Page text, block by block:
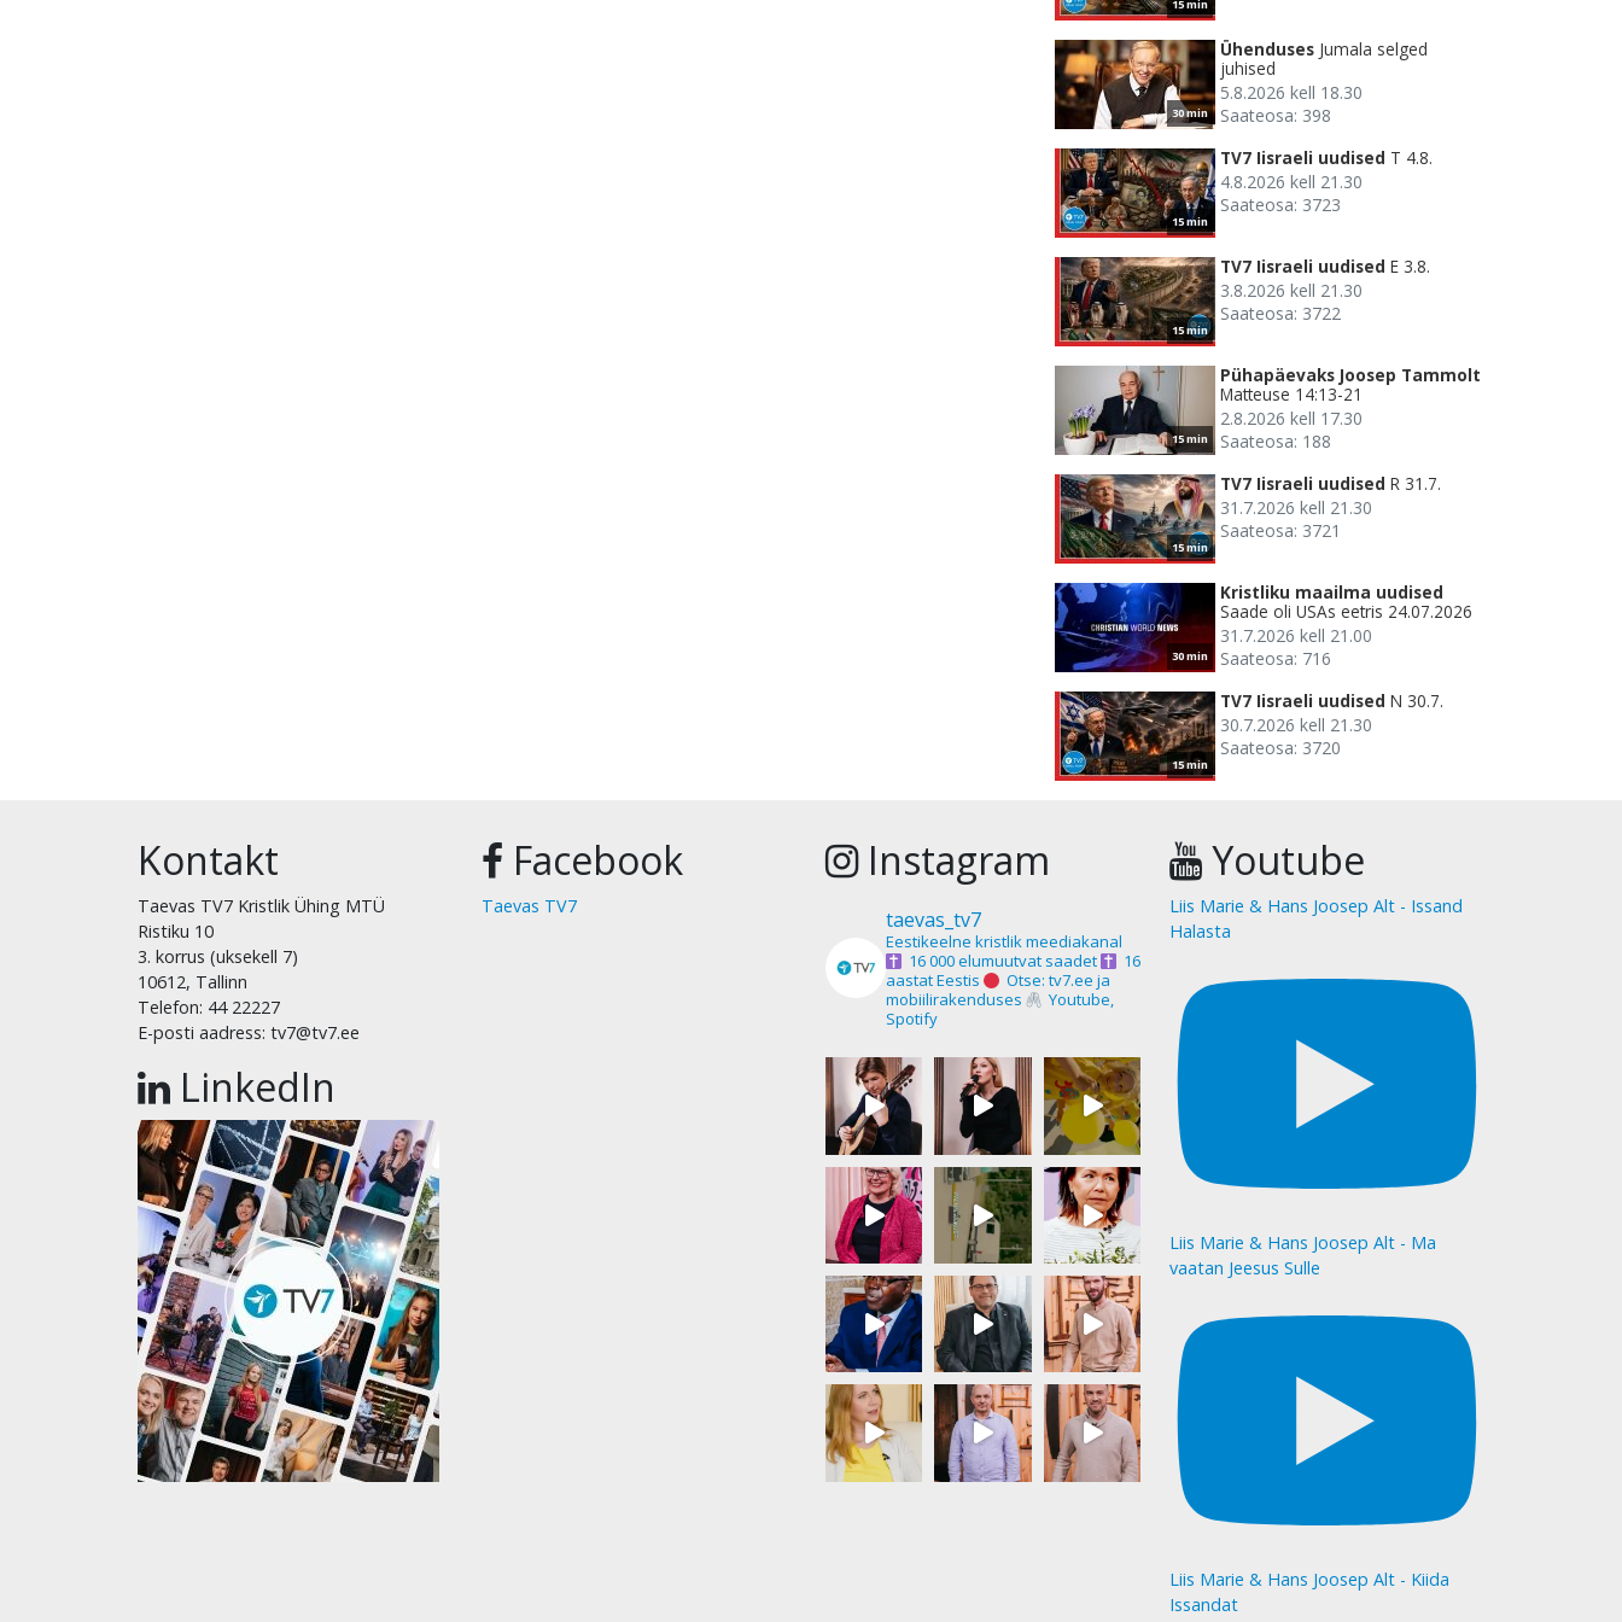
15 min
30 min
Ühenduses Jumala selged
juhised
5.8.2026 kell 18.30
Saateosa: 398
15 min
TV7 Iisraeli uudised T 4.8.
4.8.2026 kell 21.30
Saateosa: 3723
15 min
TV7 Iisraeli uudised E 3.8.
3.8.2026 kell 21.30
Saateosa: 3722
15 min
Pühapäevaks Joosep Tammolt
Matteuse 14:13-21
2.8.2026 kell 17.30
Saateosa: 188
15 min
TV7 Iisraeli uudised R 31.7.
31.7.2026 kell 21.30
Saateosa: 3721
30 min
Kristliku maailma uudised
Saade oli USAs eetris 24.07.2026
31.7.2026 kell 21.00
Saateosa: 716
15 min
TV7 Iisraeli uudised N 30.7.
30.7.2026 kell 21.30
Saateosa: 3720
Kontakt
Taevas TV7 Kristlik Ühing MTÜ
Ristiku 10
3. korrus (uksekell 7)
10612, Tallinn
Telefon: 44 22227
E-posti aadress: tv7@tv7.ee
LinkedIn
Facebook
Taevas TV7
Instagram
taevas_tv7
Eestikeelne kristlik meediakanal
16 000 elumuutvat saadet
16
aastat Eestis
Otse: tv7.ee ja
mobiilirakenduses
Youtube,
Spotify
Youtube
Liis Marie & Hans Joosep Alt - Issand
Halasta
Liis Marie & Hans Joosep Alt - Ma
vaatan Jeesus Sulle
Liis Marie & Hans Joosep Alt - Kiida
Issandat